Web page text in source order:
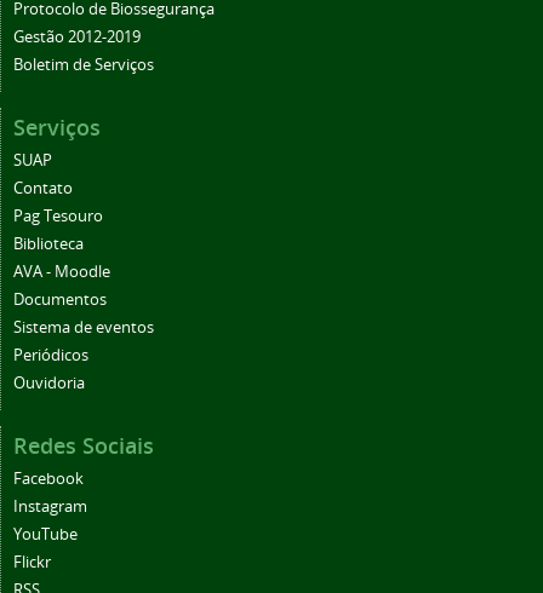
Protocolo de Biossegurança
Gestão 2012-2019
Boletim de Serviços
Serviços
SUAP
Contato
Pag Tesouro
Biblioteca
AVA - Moodle
Documentos
Sistema de eventos
Periódicos
Ouvidoria
Redes Sociais
Facebook
Instagram
YouTube
Flickr